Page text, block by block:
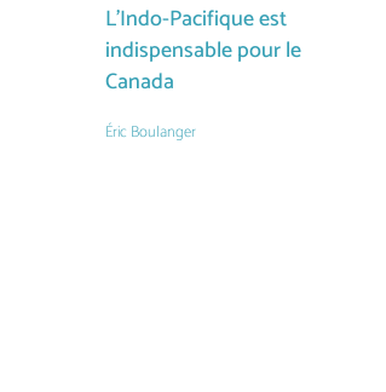
L’Indo-Pacifique est
indispensable pour le
Canada
Éric Boulanger